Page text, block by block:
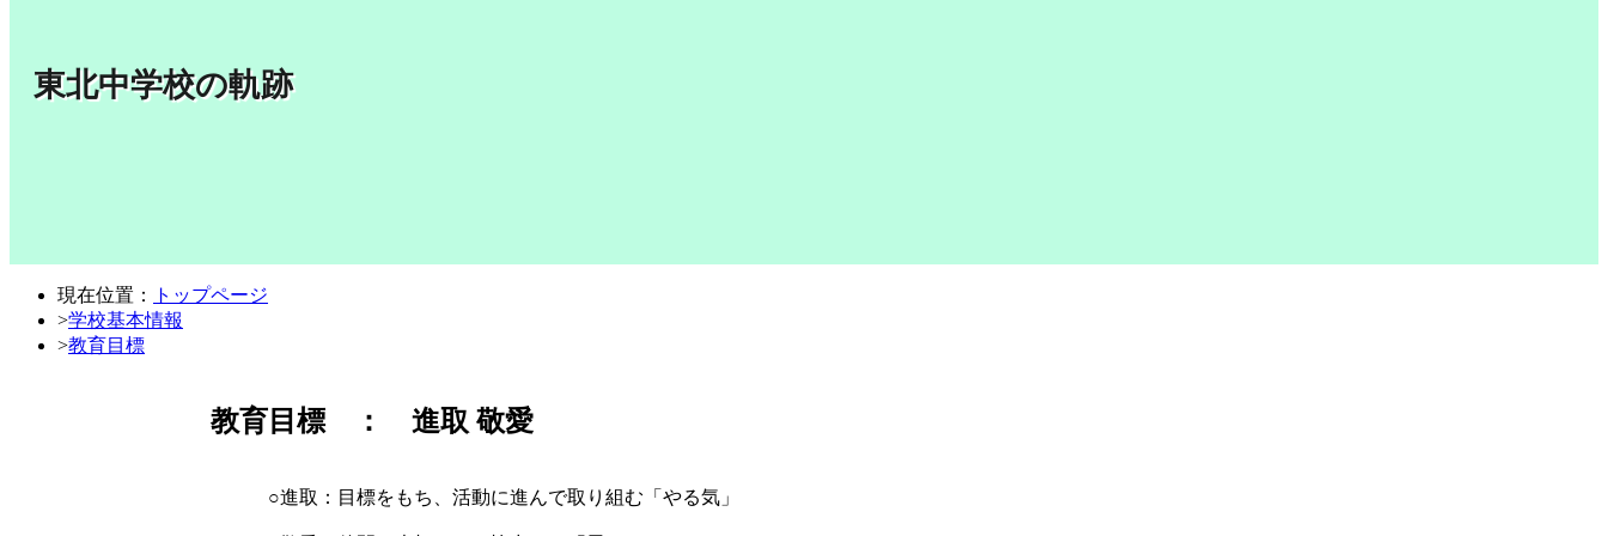
東北中学校の軌跡
現在位置：
トップページ
>学校基本情報
>教育目標
教育目標 ： 進取 敬愛
○進取：目標をもち、活動に進んで取り組む「やる気」